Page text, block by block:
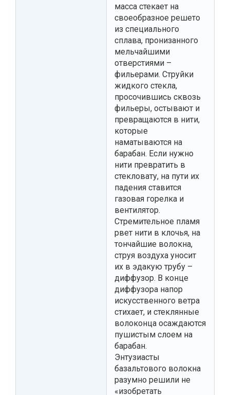
масса стекает на
своеобразное решето
из специального
сплава, пронизанного
мельчайшими
отверстиями –
фильерами. Струйки
жидкого стекла,
просочившись сквозь
фильеры, остывают и
превращаются в нити,
которые
наматываются на
барабан. Если нужно
нити превратить в
стекловату, на пути их
падения ставится
газовая горелка и
вентилятор.
Стремительное пламя
рвет нити в клочья, на
тончайшие волокна,
струя воздуха уносит
их в эдакую трубу –
диффузор. В конце
диффузора напор
искусственного ветра
стихает, и стеклянные
волоконца осаждаются
пушистым слоем на
барабан.
Энтузиасты
базальтового волокна
разумно решили не
«изобретать